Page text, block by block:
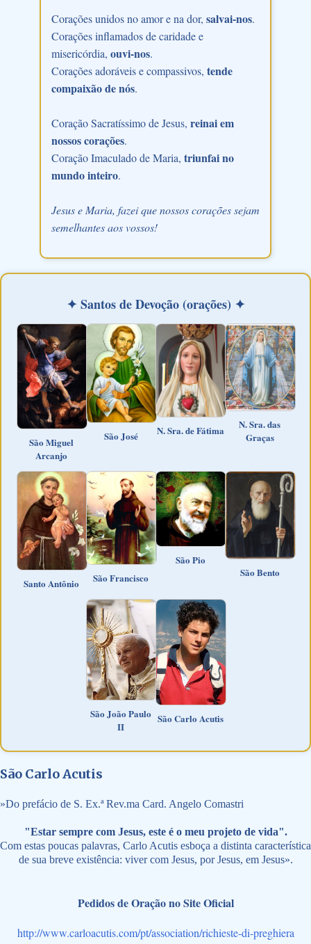
Corações unidos no amor e na dor, salvai-nos.
Corações inflamados de caridade e
misericórdia, ouvi-nos.
Corações adoráveis e compassivos, tende
compaixão de nós.
Coração Sacratíssimo de Jesus, reinai em
nossos corações.
Coração Imaculado de Maria, triunfai no
mundo inteiro.
Jesus e Maria, fazei que nossos corações sejam
semelhantes aos vossos!
✦ Santos de Devoção (orações) ✦
São Miguel
Arcanjo
São José N. Sra. de Fátima
N. Sra. das
Graças
Santo Antônio São Francisco
São Pio
São Bento
São João Paulo
II
São Carlo Acutis
São Carlo Acutis
»Do prefácio de S. Ex.ª Rev.ma Card. Angelo Comastri
"Estar sempre com Jesus, este é o meu projeto de vida".
Com estas poucas palavras, Carlo Acutis esboça a distinta característica
de sua breve existência: viver com Jesus, por Jesus, em Jesus».
Pedidos de Oração no Site Oficial
http://www.carloacutis.com/pt/association/richieste-di-preghiera